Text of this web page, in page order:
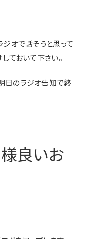
ジオで話そうと思って
ておいて下さい。
日のラジオ告知で終
良いお